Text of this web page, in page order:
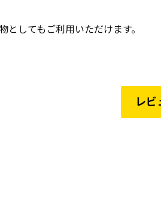
してもご利用いただけます。
レビ